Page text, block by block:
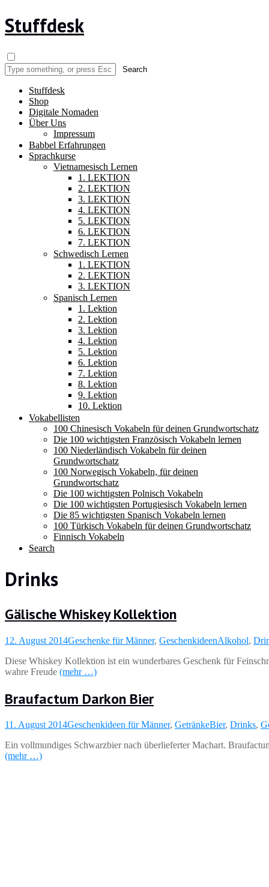
Stuffdesk
Stuffdesk
Shop
Digitale Nomaden
Über Uns
Impressum
Babbel Erfahrungen
Sprachkurse
Vietnamesisch Lernen
1. LEKTION
2. LEKTION
3. LEKTION
4. LEKTION
5. LEKTION
6. LEKTION
7. LEKTION
Schwedisch Lernen
1. LEKTION
2. LEKTION
3. LEKTION
Spanisch Lernen
1. Lektion
2. Lektion
3. Lektion
4. Lektion
5. Lektion
6. Lektion
7. Lektion
8. Lektion
9. Lektion
10. Lektion
Vokabellisten
100 Chinesisch Vokabeln für deinen Grundwortschatz
Die 100 wichtigsten Französisch Vokabeln lernen
100 Niederländisch Vokabeln für deinen
Grundwortschatz
100 Norwegisch Vokabeln, für deinen
Grundwortschatz
Die 100 wichtigsten Polnisch Vokabeln
Die 100 wichtigsten Portugiesisch Vokabeln lernen
Die 85 wichtigsten Spanisch Vokabeln lernen
100 Türkisch Vokabeln für deinen Grundwortschatz
Finnisch Vokabeln
Search
Drinks
Gälische Whiskey Kollektion
12. August 2014Geschenke für Männer, GeschenkideenAlkohol,
Diese Whiskey Kollektion ist ein wunderbares Geschenk für
wahre Freude (mehr …)
Braufactum Darkon Bier
11. August 2014Geschenkideen für Männer, GetränkeBier, Drinks,
Ein vollmundiges Schwarzbier nach überlieferter Machart.
(mehr …)